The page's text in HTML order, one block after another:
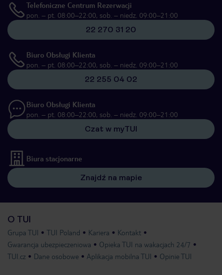
Telefoniczne Centrum Rezerwacji
pon. – pt. 08:00–22:00, sob. – niedz. 09:00–21:00
22 270 31 20
Biuro Obsługi Klienta
pon. – pt. 08:00–22:00, sob. – niedz. 09:00–21:00
22 255 04 02
Biuro Obsługi Klienta
pon. – pt. 08:00–22:00, sob. – niedz. 09:00–21:00
Czat w myTUI
Biura stacjonarne
Znajdź na mapie
O TUI
Grupa TUI TUI Poland Kariera
Kontakt
Gwarancja ubezpieczeniowa
Opieka TUI na wakacjach 24/7
TUI.cz
Dane osobowe Aplikacja mobilna TUI Opinie TUI